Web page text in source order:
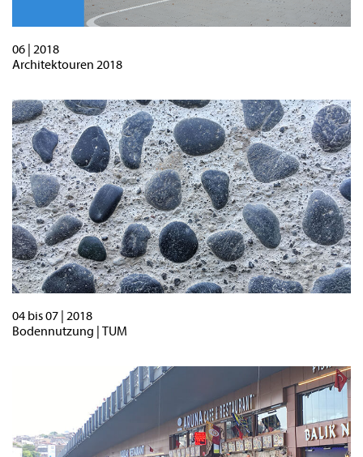
06 | 2018
Architektouren 2018
04 bis 07 | 2018
Bodennutzung | TUM